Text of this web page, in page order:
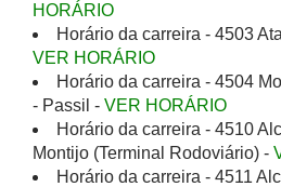
HORÁRIO
Horário da carreira - 4503
VER HORÁRIO
Horário da carreira - 4504
- Passil - VER HORÁRIO
Horário da carreira - 4510
Montijo (Terminal Rodoviário) -
Horário da carreira - 4511